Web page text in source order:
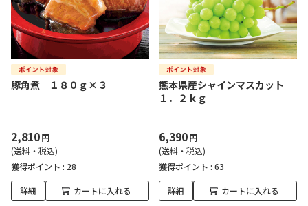
豚角煮 １８０ｇ×３
2,810円
(送料・税込)
獲得ポイント : 28
詳細 カートに入れる
熊本県産シャインマスカット
１．２ｋｇ
6,390円
(送料・税込)
獲得ポイント : 63
詳細 カートに入れる